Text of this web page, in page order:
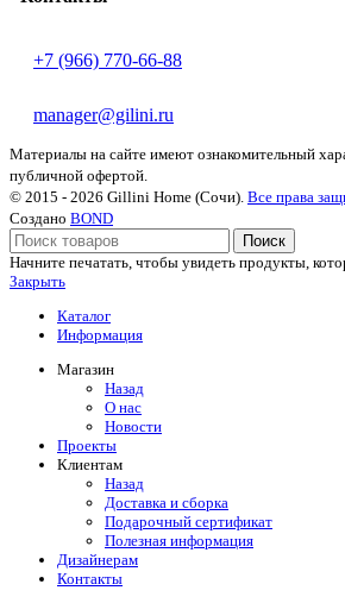
+7 (966) 770-66-88
manager@gilini.ru
Материалы на сайте имеют ознакомительный
публичной офертой.
© 2015 - 2026 Gillini Home (Сочи). Все права
Создано BOND
Поиск
Начните печатать, чтобы увидеть продукты,
Закрыть
Каталог
Информация
Магазин
Назад
О нас
Новости
Проекты
Клиентам
Назад
Доставка и сборка
Подарочный сертификат
Полезная информация
Дизайнерам
Контакты